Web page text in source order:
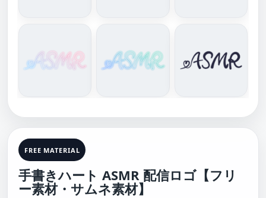
FREE MATERIAL
手書きハート ASMR 配信ロゴ【フリ
ー素材・サムネ素材】